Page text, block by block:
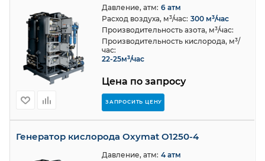
Цена по запросу
ЗАПРОСИТЬ ЦЕНУ
Давление, атм: 6 атм
Расход воздуха, м³/час: 300 м³/час
Производительность азота, м³/час:
Производительность кислорода, м³/
час:
22-25м³/час
Генератор кислорода Oxymat O1250-4
Давление, атм: 4 атм